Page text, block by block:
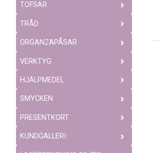
TOFSAR
TRÅD
ORGANZAPÅSAR
VERKTYG
HJÄLPMEDEL
SMYCKEN
PRESENTKORT
KUNDGALLERI